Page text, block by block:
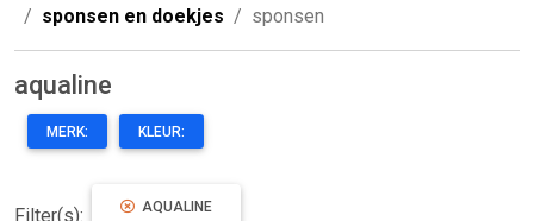
sponsen en doekjes
sponsen
aqualine
MERK: KLEUR:
Filter(s): AQUALINE